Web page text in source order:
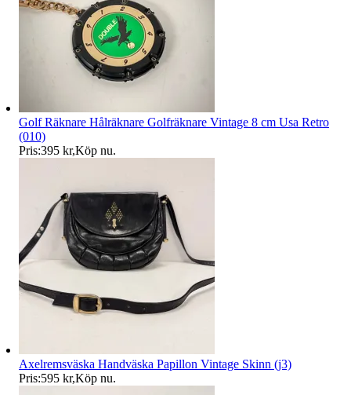
Golf Räknare Hålräknare Golfräknare Vintage 8 cm Usa Retro
(010)
Pris:395 kr,Köp nu.
Axelremsväska Handväska Papillon Vintage Skinn (j3)
Pris:595 kr,Köp nu.